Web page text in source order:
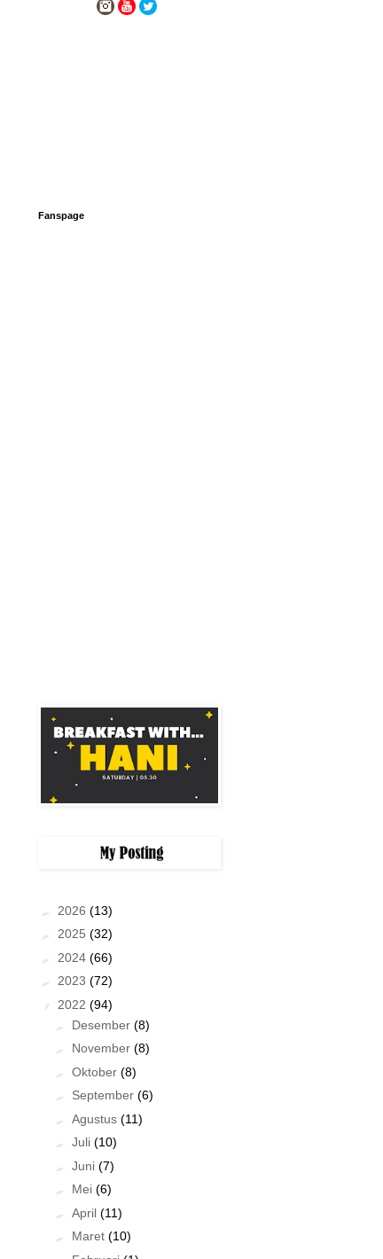
Fanspage
► 2026 (13)
► 2025 (32)
► 2024 (66)
► 2023 (72)
▼ 2022 (94)
► Desember(8)
► November(8)
►Oktober(8)
► September(6)
►Agustus(11)
►Juli(10)
►Juni(7)
► Mei(6)
►April(11)
► Maret(10)